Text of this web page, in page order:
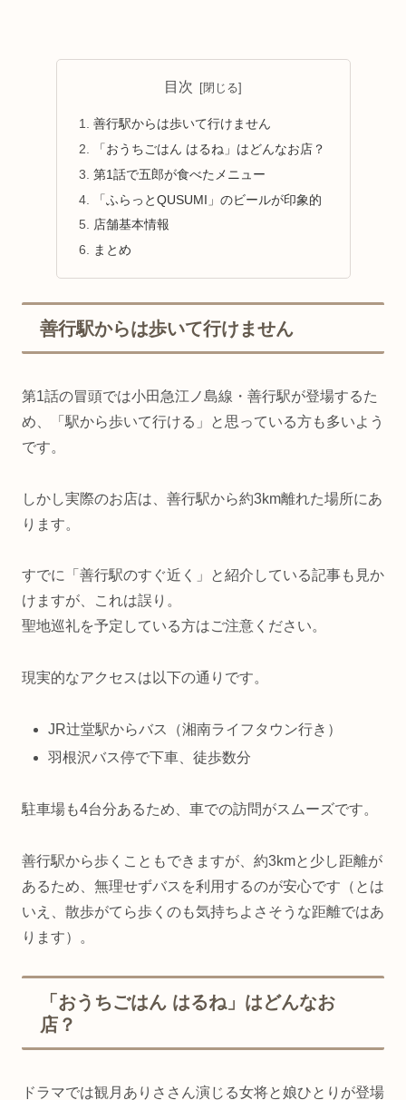
目次
善行駅からは歩いて行けません
「おうちごはん はるね」はどんなお店？
第1話で五郎が食べたメニュー
「ふらっとQUSUMI」のビールが印象的
店舗基本情報
まとめ
善行駅からは歩いて行けません
第1話の冒頭では小田急江ノ島線・善行駅が登場するた
め、「駅から歩いて行ける」と思っている方も多いよう
です。
しかし実際のお店は、善行駅から約3km離れた場所にあ
ります。
すでに「善行駅のすぐ近く」と紹介している記事も見か
けますが、これは誤り。
聖地巡礼を予定している方はご注意ください。
現実的なアクセスは以下の通りです。
JR辻堂駅からバス（湘南ライフタウン行き）
羽根沢バス停で下車、徒歩数分
駐車場も4台分あるため、車での訪問がスムーズです。
善行駅から歩くこともできますが、約3kmと少し距離が
あるため、無理せずバスを利用するのが安心です（とは
いえ、散歩がてら歩くのも気持ちよさそうな距離ではあ
ります）。
「おうちごはん はるね」はどんなお
店？
ドラマでは観月ありささん演じる女将と娘ひとりが登場